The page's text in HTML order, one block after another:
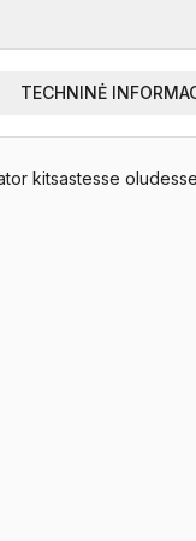
TECHNINĖ
kitsastesse